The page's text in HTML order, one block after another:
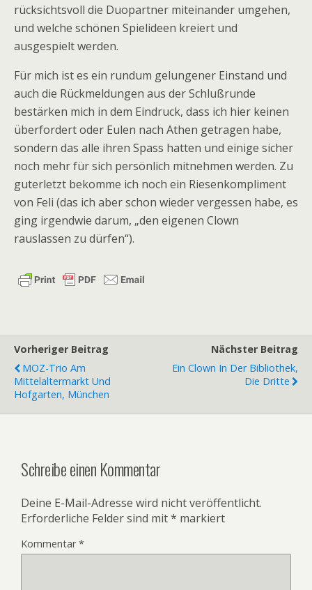
rücksichtsvoll die Duopartner miteinander umgehen,
und welche schönen Spielideen kreiert und
ausgespielt werden.
Für mich ist es ein rundum gelungener Einstand und
auch die Rückmeldungen aus der Schlußrunde
bestärken mich in dem Eindruck, dass ich hier keinen
überfordert oder Eulen nach Athen getragen habe,
sondern das alle ihren Spass hatten und einige sicher
noch mehr für sich persönlich mitnehmen werden. Zu
guterletzt bekomme ich noch ein Riesenkompliment
von Feli (das ich aber schon wieder vergessen habe, es
ging irgendwie darum, „den eigenen Clown
rauslassen zu dürfen“).
Vorheriger Beitrag
MOZ-Trio Am
Mittelaltermarkt Und
Hofgarten, München
Nächster Beitrag
Ein Clown In Der Bibliothek,
Die Dritte
Schreibe einen Kommentar
Deine E-Mail-Adresse wird nicht veröffentlicht.
Erforderliche Felder sind mit* markiert
Kommentar*